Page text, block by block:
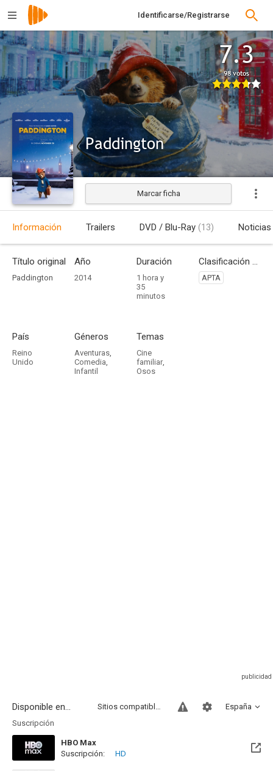
Identificarse/Registrarse
7.3
98 votos
Paddington
Marcar ficha
Información Trailers DVD / Blu-Ray (13) Noticias
Título original
Paddington
Año
2014
Duración
1 hora y
35
minutos
Clasificación por edades
APTA
País
Reino
Unido
Géneros
Aventuras,
Comedia,
Infantil
Temas
Cine
familiar,
Osos
Disponible en... España
Sitios compatibles
Suscripción
HBO Max
Disponible hasta el Vie, 25 Sep 2026 (Queda 1 mes)
Suscripción: HD